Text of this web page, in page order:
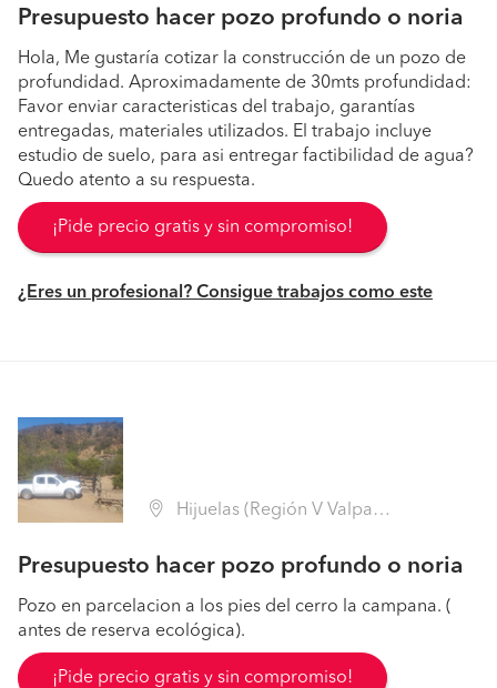
Presupuesto hacer pozo profundo o noria
Hola, Me gustaría cotizar la construcción de un pozo de
profundidad. Aproximadamente de 30mts profundidad:
Favor enviar caracteristicas del trabajo, garantías
entregadas, materiales utilizados. El trabajo incluye
estudio de suelo, para asi entregar factibilidad de agua?
Quedo atento a su respuesta.
¡Pide precio gratis y sin compromiso!
¿Eres un profesional? Consigue trabajos como este
Hijuelas (Región V Valparaíso - Quillota)
Presupuesto hacer pozo profundo o noria
Pozo en parcelacion a los pies del cerro la campana. (
antes de reserva ecológica).
¡Pide precio gratis y sin compromiso!